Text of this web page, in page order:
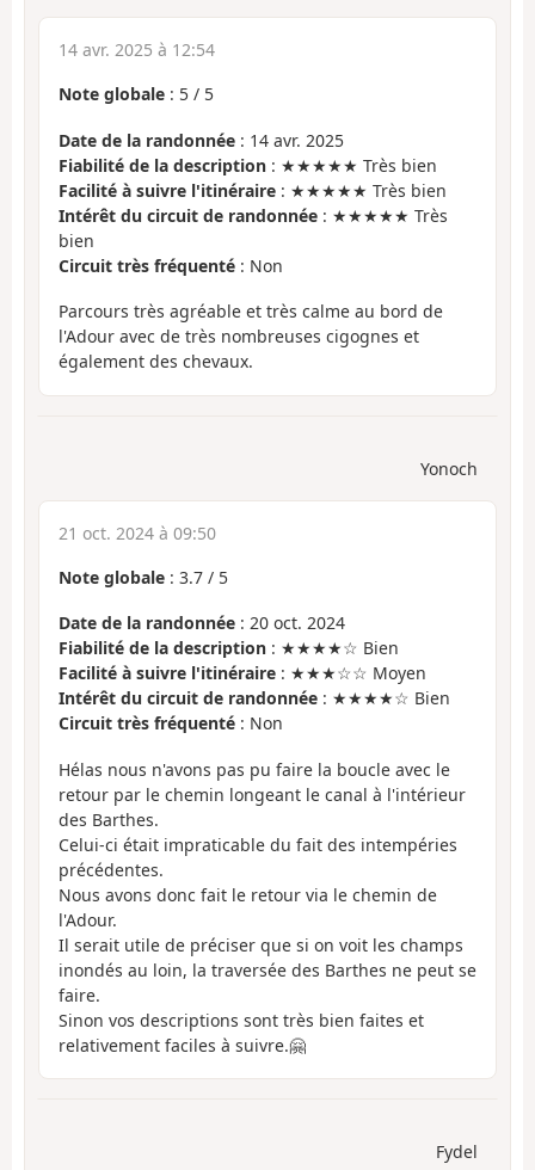
14 avr. 2025 à 12:54
Note globale : 5 / 5
Date de la randonnée : 14 avr. 2025
Fiabilité de la description : ★★★★★ Très bien
Facilité à suivre l'itinéraire : ★★★★★ Très bien
Intérêt du circuit de randonnée : ★★★★★ Très
bien
Circuit très fréquenté : Non
Parcours très agréable et très calme au bord de
l'Adour avec de très nombreuses cigognes et
également des chevaux.
Yonoch
21 oct. 2024 à 09:50
Note globale : 3.7 / 5
Date de la randonnée : 20 oct. 2024
Fiabilité de la description : ★★★★☆ Bien
Facilité à suivre l'itinéraire : ★★★☆☆ Moyen
Intérêt du circuit de randonnée : ★★★★☆ Bien
Circuit très fréquenté : Non
Hélas nous n'avons pas pu faire la boucle avec le
retour par le chemin longeant le canal à l'intérieur
des Barthes.
Celui-ci était impraticable du fait des intempéries
précédentes.
Nous avons donc fait le retour via le chemin de
l'Adour.
Il serait utile de préciser que si on voit les champs
inondés au loin, la traversée des Barthes ne peut se
faire.
Sinon vos descriptions sont très bien faites et
relativement faciles à suivre.🤗
Fydel